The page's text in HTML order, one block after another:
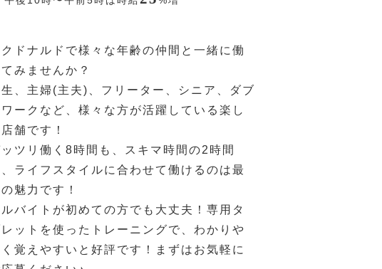
ドナルドで様々な年齢の仲間と一緒に働
みませんか？
、主婦(主夫)、フリーター、シニア、ダブ
ワークなど、様々な方が活躍している楽し
舗です！
ッツリ働く8時間も、スキマ時間の2時間
、ライフスタイルに合わせて働けるのは最
魅力です！
バイトが初めての方でも大丈夫！専用タ
レットを使ったトレーニングで、わかりや
覚えやすいと好評です！まずはお気軽に